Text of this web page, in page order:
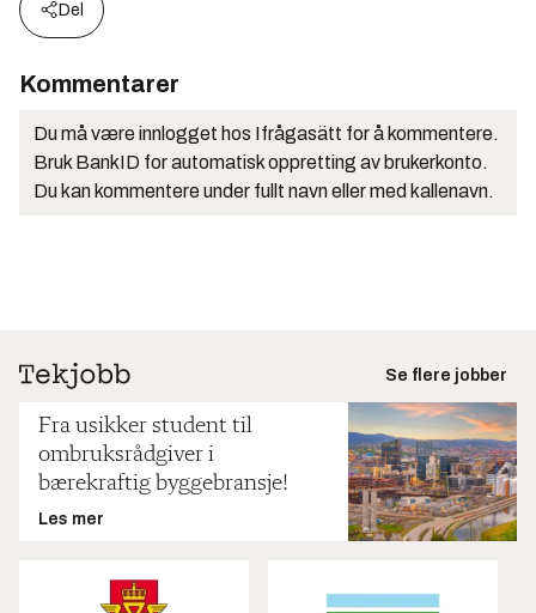
Del
Kommentarer
Du må være innlogget hos Ifrågasätt for å kommentere.
Bruk BankID for automatisk oppretting av brukerkonto.
Du kan kommentere under fullt navn eller med kallenavn.
Se flere jobber
Fra usikker student til
ombruksrådgiver i
bærekraftig byggebransje!
Les mer